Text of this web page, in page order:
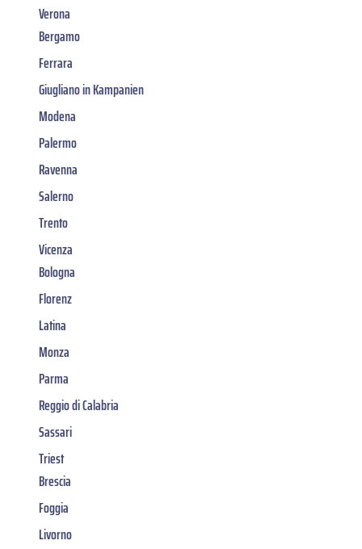
Verona
Bergamo
Ferrara
Giugliano in Kampanien
Modena
Palermo
Ravenna
Salerno
Trento
Vicenza
Bologna
Florenz
Latina
Monza
Parma
Reggio di Calabria
Sassari
Triest
Brescia
Foggia
Livorno